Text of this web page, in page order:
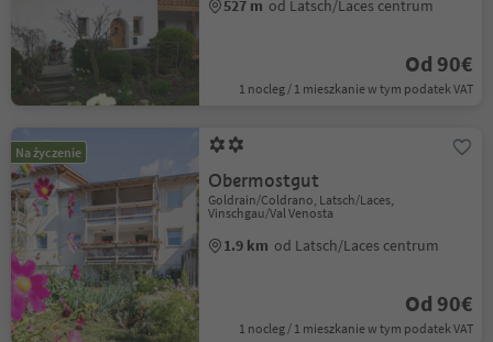
527 m od Latsch/Laces centrum
Od 90€
1 nocleg / 1 mieszkanie w tym podatek VAT
Na życzenie
Obermostgut
Goldrain/Coldrano, Latsch/Laces,
Vinschgau/Val Venosta
1.9 km od Latsch/Laces centrum
Od 90€
1 nocleg / 1 mieszkanie w tym podatek VAT